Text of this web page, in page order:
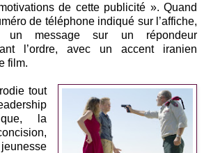
de cette publicité ». Quand
de téléphone indiqué sur l’affiche,
message sur un répondeur
l’ordre, avec un accent iranien
film.
tout
la